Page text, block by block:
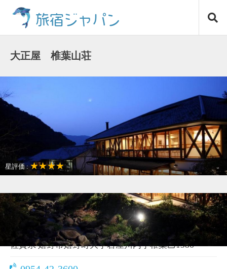
ス
キ
ッ
旅宿ジャパン
大正屋 椎葉山荘
星評価 :★★★★
温泉リゾート
〒843-0304
佐賀県 嬉野市嬉野町大字岩屋川内字椎葉乙1586